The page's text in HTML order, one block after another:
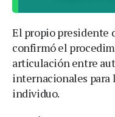
El propio presidente
confirmó el
articulación entre
internacionales para
individuo.